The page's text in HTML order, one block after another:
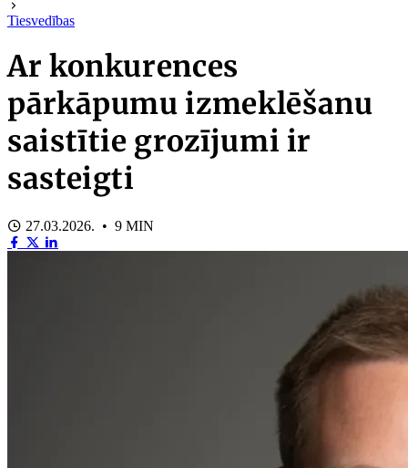
Tiesvedības
Ar konkurences
pārkāpumu izmeklēšanu
saistītie grozījumi ir
sasteigti
27.03.2026. • 9 MIN